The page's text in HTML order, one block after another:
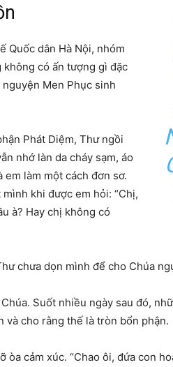
Quốc dân Hà Nội, nhóm
có ấn tượng gì đặc
Men Phục sinh
Phát Diệm, Thư ngồi
nhớ làn da cháy sạm, áo
làm một cách đơn sơ.
khi được em hỏi: “Chị,
à? Hay chị không có
chưa dọn mình để cho Chúa
Suốt nhiều ngày sau đó,
và cho rằng thế là tròn bổn phận.
cảm xúc. “Chao ôi, đứa con